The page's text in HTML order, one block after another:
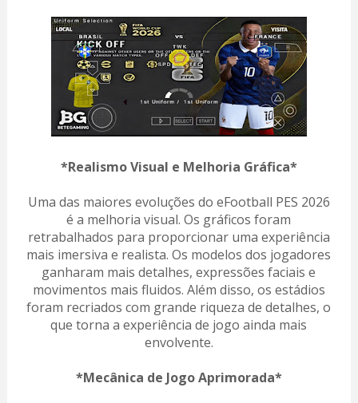
*Realismo Visual e Melhoria Gráfica*
Uma das maiores evoluções do eFootball PES 2026
é a melhoria visual. Os gráficos foram
retrabalhados para proporcionar uma experiência
mais imersiva e realista. Os modelos dos jogadores
ganharam mais detalhes, expressões faciais e
movimentos mais fluidos. Além disso, os estádios
foram recriados com grande riqueza de detalhes, o
que torna a experiência de jogo ainda mais
envolvente.
*Mecânica de Jogo Aprimorada*